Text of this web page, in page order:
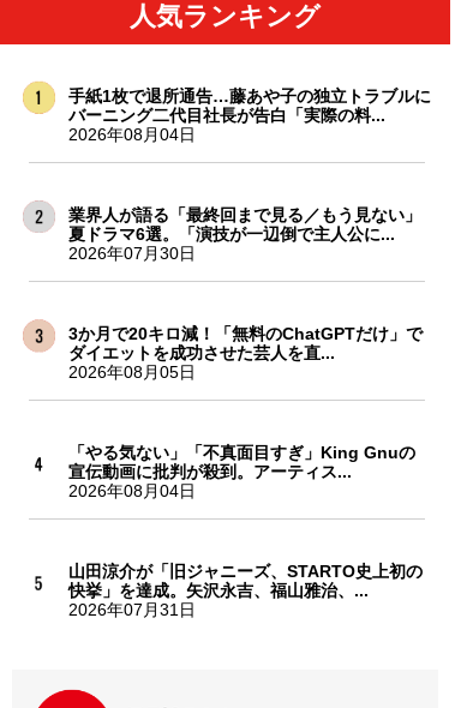
人気ランキング
手紙1枚で退所通告…藤あや子の独立トラブルに
バーニング二代目社長が告白「実際の料...
2026年08月04日
業界人が語る「最終回まで見る／もう見ない」
夏ドラマ6選。「演技が一辺倒で主人公に...
2026年07月30日
3か月で20キロ減！「無料のChatGPTだけ」で
ダイエットを成功させた芸人を直...
2026年08月05日
「やる気ない」「不真面目すぎ」King Gnuの
宣伝動画に批判が殺到。アーティス...
2026年08月04日
山田涼介が「旧ジャニーズ、STARTO史上初の
快挙」を達成。矢沢永吉、福山雅治、...
2026年07月31日